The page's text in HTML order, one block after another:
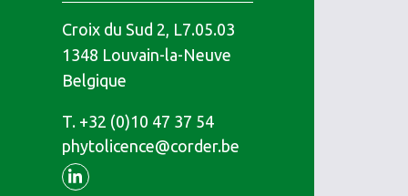
Croix du Sud 2, L7.05.03
1348 Louvain-la-Neuve
Belgique
T.Téléphone
+32 (0)10 47 37 54
phytolicence@corder.be
Linkedin